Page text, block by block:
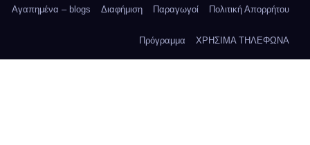
Αγαπημένα – blogs Διαφήμιση Παραγωγοί Πολιτική Απορρήτου
Πρόγραμμα ΧΡΗΣΙΜΑ ΤΗΛΕΦΩΝΑ